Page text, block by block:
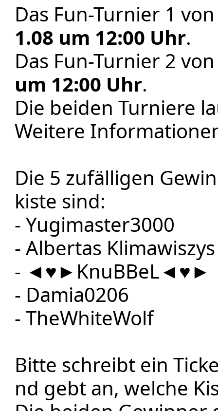
Das Fun-Turnier 1
1.08 um 12:00 Uhr.
Das Fun-Turnier 2
um 12:00 Uhr.
Die beiden Turniere
Weitere
Die 5 zufälligen
kiste sind:
- Yugimaster3000
- Albertas Klimawiszys
- ◄♥►KnuBBeL◄♥►
- Damia0206
- TheWhiteWolf
Bitte schreibt ein
nd gebt an, welche